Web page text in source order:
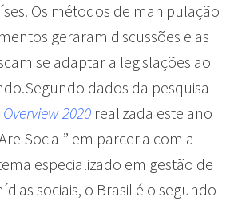
Os métodos de manipulação
geraram discussões e as
se adaptar a legislações ao
dados da pesquisa
2020 realizada este ano
Social” em parceria com a
especializado em gestão de
sociais, o Brasil é o segundo